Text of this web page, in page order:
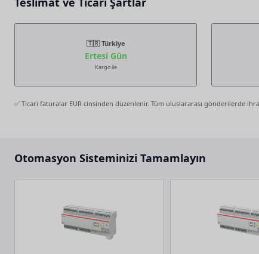
🇹🇷 Türkiye
Ertesi Gün
Kargo ile
✅ Ticari faturalar EUR cinsinden düzenlenir. Tüm uluslararası gönderilerde
Otomasyon Sisteminizi Tamamlayın